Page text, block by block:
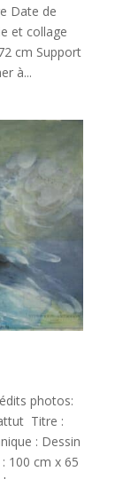
Date de
et collage
cm Support
à...
photos:
Titre :
: Dessin
100 cm x 65